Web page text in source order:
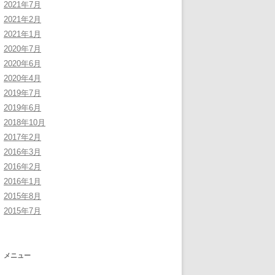
2021年7月
2021年2月
2021年1月
2020年7月
2020年6月
2020年4月
2019年7月
2019年6月
2018年10月
2017年2月
2016年3月
2016年2月
2016年1月
2015年8月
2015年7月
メニュー